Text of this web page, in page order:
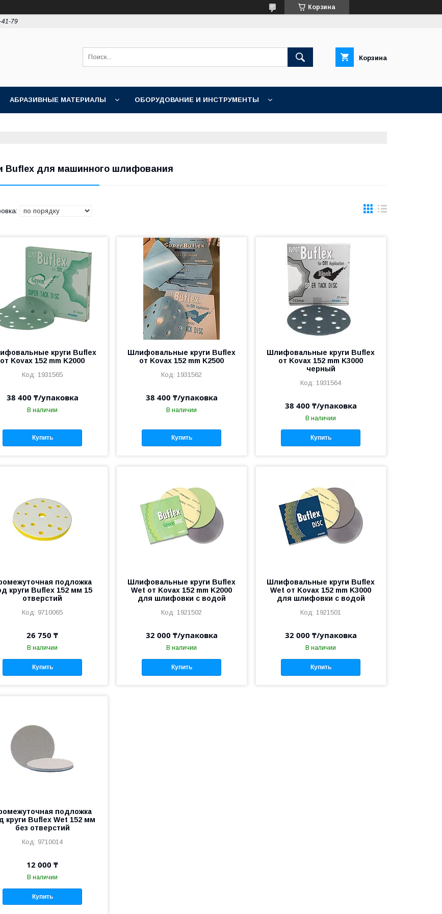
Корзина
41-79
Корзина
АБРАЗИВНЫЕ МАТЕРИАЛЫ ОБОРУДОВАНИЕ И ИНСТРУМЕНТЫ
Buflex для машинного шлифования
круги Buflex
от Kovax 152 mm K2000
1931565
38 400 ₸/упаковка
В наличии
Купить
Шлифовальные круги Buflex
от Kovax 152 mm K2500
1931562
38 400 ₸/упаковка
В наличии
Купить
Шлифовальные круги Buflex
от Kovax 152 mm K3000
черный
1931564
38 400 ₸/упаковка
В наличии
Купить
подложка
круги Buflex 152 мм 15
отверстий
9710065
26 750 ₸
В наличии
Купить
Шлифовальные круги Buflex
Wet от Kovax 152 mm K2000
для шлифовки с водой
1921502
32 000 ₸/упаковка
В наличии
Купить
Шлифовальные круги Buflex
Wet от Kovax 152 mm K3000
для шлифовки с водой
1921501
32 000 ₸/упаковка
В наличии
Купить
подложка
круги Buflex Wet 152 мм
без отверстий
9710014
12 000 ₸
В наличии
Купить